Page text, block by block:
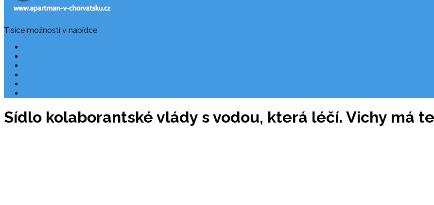
Tisíce možností v nabídce
Sídlo kolaborantské vlády s vodou, která léčí. Vichy má